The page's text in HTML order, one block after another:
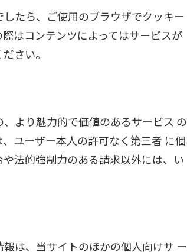
たら、ご使用のブラウザでクッキー
はコンテンツによってはサービスが
さい。
より魅力的で価値のあるサービス の
ユーザー本人の許可なく第三者 に個
法的強制力のある請求以外には、い
は、当サイトのほかの個人向けサ ー